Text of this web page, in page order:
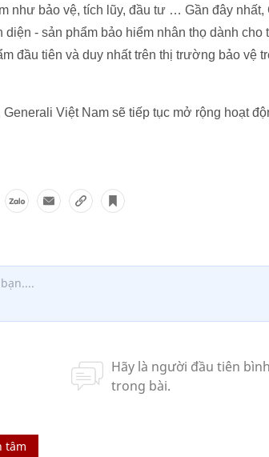
như bảo vệ, tích lũy, đầu tư … Gần đây
diện - sản phẩm bảo hiểm nhân thọ dành
đầu tiên và duy nhất trên thị trường bảo vệ
Việt Nam sẽ tiếp tục mở rộng hoạt
tâm